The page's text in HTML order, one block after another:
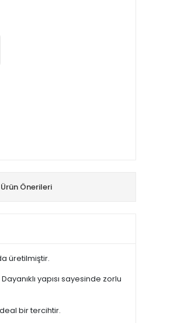
Ürün Önerileri
üretilmiştir.
yapısı sayesinde zorlu
bir tercihtir.